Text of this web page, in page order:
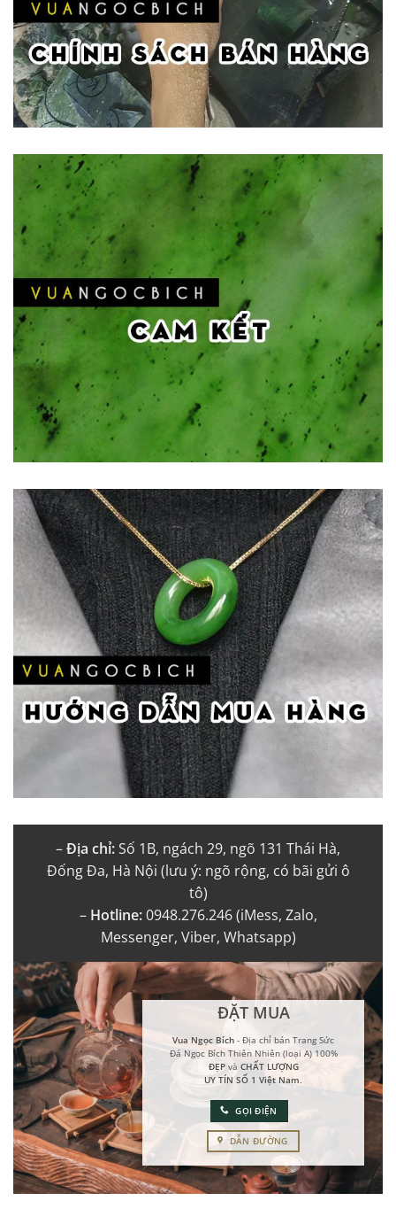
–Địa chỉ:Số 1B, ngách 29, ngõ 131 Thái Hà,
Đống Đa, Hà Nội (lưu ý: ngõ rộng, có bãi gửi ô
tô)
– Hotline:0948.276.246 (iMess, Zalo,
Messenger, Viber, Whatsapp)
ĐẶT MUA
Vua Ngọc Bích - Địa chỉ bán Trang Sức
Đá Ngọc Bích Thiên Nhiên (loại A) 100%
ĐẸPvà CHẤT LƯỢNG
UY TÍN SỐ 1 Việt Nam.
GỌI ĐIỆN
DẪN ĐƯỜNG